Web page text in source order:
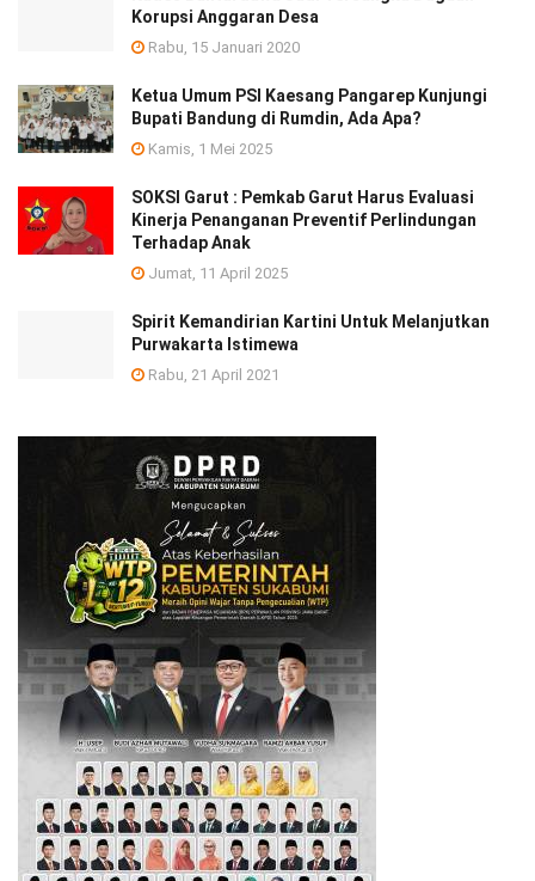
Korupsi Anggaran Desa
Rabu, 15 Januari 2020
Ketua Umum PSI Kaesang Pangarep Kunjungi
Bupati Bandung di Rumdin, Ada Apa?
Kamis, 1 Mei 2025
SOKSI Garut : Pemkab Garut Harus Evaluasi
Kinerja Penanganan Preventif Perlindungan
Terhadap Anak
Jumat, 11 April 2025
Spirit Kemandirian Kartini Untuk Melanjutkan
Purwakarta Istimewa
Rabu, 21 April 2021